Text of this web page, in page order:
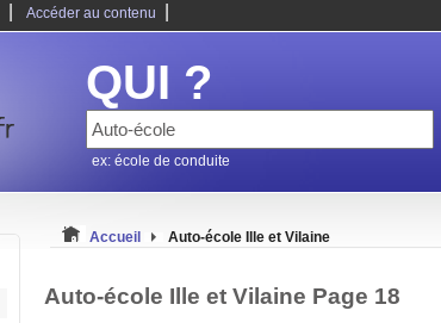
Accéder au contenu
QUI ?
ex: école de conduite
Accueil Auto-école Ille et Vilaine
Auto-école Ille et Vilaine Page 18